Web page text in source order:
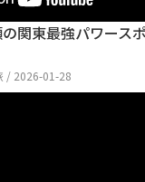
の関東最強パワース
/ 2026-01-28